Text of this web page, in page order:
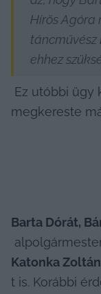
Hírös Agóra
táncművész
ehhez
megkereste
Barta Dórát,
Katonka Zoltán
t is. Korábbi